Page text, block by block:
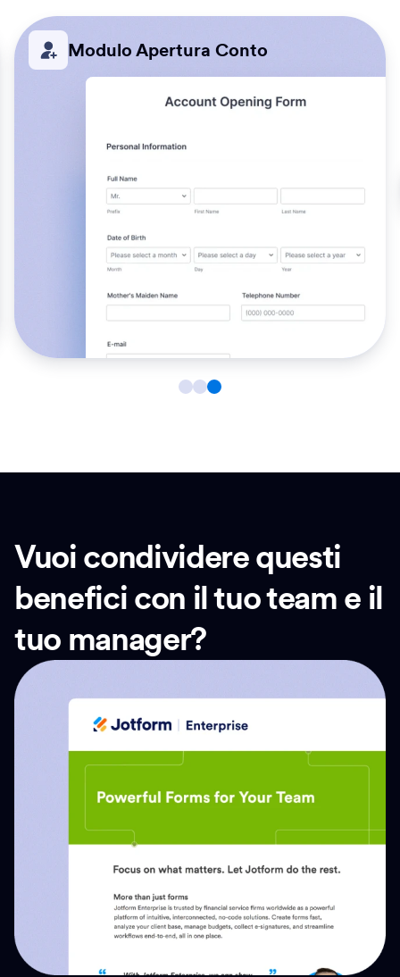
Modulo Apertura Conto
Vuoi condividere questi
benefici con il tuo team e il
tuo manager?